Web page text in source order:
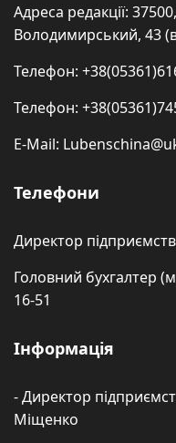
Адреса редакції:
Володимирський, 43
Телефон:
Телефон:
E-Mail:
Телефони
Директор
Головний бухгалтер
16-51
Інформація
- Директор
Міщенко